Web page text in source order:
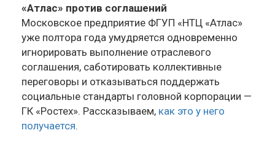
«Атлас» против соглашений
Московское предприятие ФГУП «НТЦ «Атлас»
уже полтора года умудряется одновременно
игнорировать выполнение отраслевого
соглашения, саботировать коллективные
переговоры и отказываться поддержать
социальные стандарты головной корпорации —
ГК «Ростех». Рассказываем, как это у него
получается.